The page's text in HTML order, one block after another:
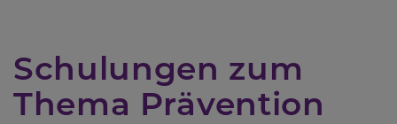
Schulungen zum
Thema Prävention